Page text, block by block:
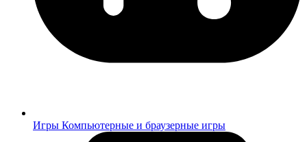
Игры Компьютерные и браузерные игры